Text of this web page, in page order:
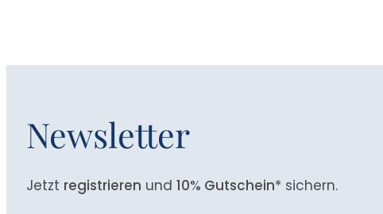
Newsletter
Jetzt registrieren und 10% Gutschein* sichern.